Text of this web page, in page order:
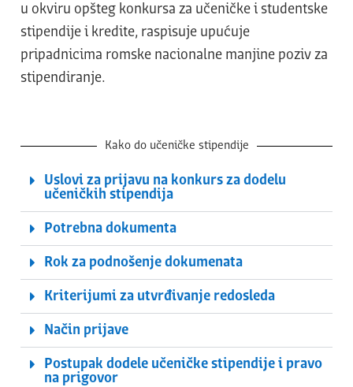
u okviru opšteg konkursa za učeničke i studentske
stipendije i kredite, raspisuje upućuje
pripadnicima romske nacionalne manjine poziv za
stipendiranje.
Kako do učeničke stipendije
Uslovi za prijavu na konkurs za dodelu
učeničkih stipendija
Potrebna dokumenta
Rok za podnošenje dokumenata
Kriterijumi za utvrđivanje redosleda
Način prijave
Postupak dodele učeničke stipendije i pravo
na prigovor